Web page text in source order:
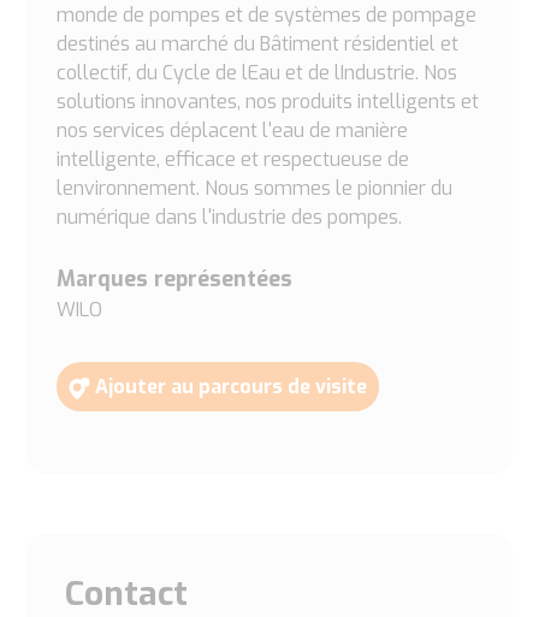
monde de pompes et de systèmes de pompage
destinés au marché du Bâtiment résidentiel et
collectif, du Cycle de lEau et de lIndustrie. Nos
solutions innovantes, nos produits intelligents et
nos services déplacent l'eau de manière
intelligente, efficace et respectueuse de
lenvironnement. Nous sommes le pionnier du
numérique dans l'industrie des pompes.
Marques représentées
WILO
Ajouter au parcours de visite
Contact